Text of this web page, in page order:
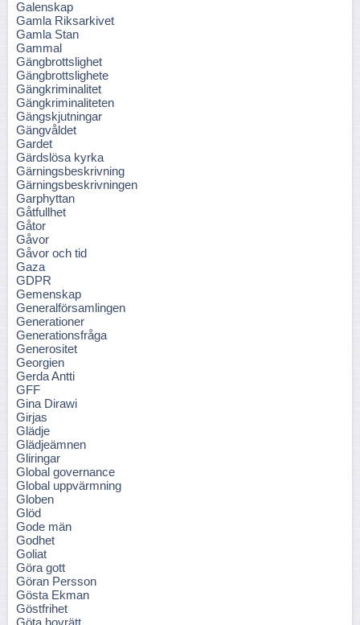
Galenskap
Gamla Riksarkivet
Gamla Stan
Gammal
Gängbrottslighet
Gängbrottslighete
Gängkriminalitet
Gängkriminaliteten
Gängskjutningar
Gängvåldet
Gardet
Gärdslösa kyrka
Gärningsbeskrivning
Gärningsbeskrivningen
Garphyttan
Gåtfullhet
Gåtor
Gåvor
Gåvor och tid
Gaza
GDPR
Gemenskap
Generalförsamlingen
Generationer
Generationsfråga
Generositet
Georgien
Gerda Antti
GFF
Gina Dirawi
Girjas
Glädje
Glädjeämnen
Gliringar
Global governance
Global uppvärmning
Globen
Glöd
Gode män
Godhet
Goliat
Göra gott
Göran Persson
Gösta Ekman
Göstfrihet
Göta hovrätt